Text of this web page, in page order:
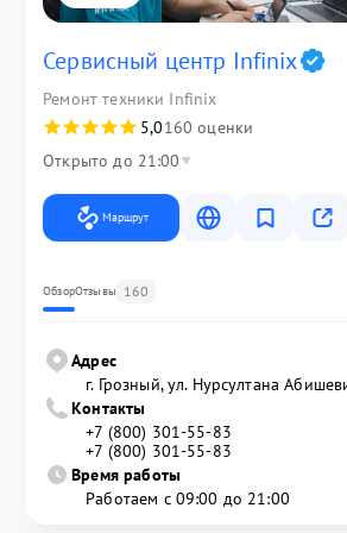
Сервисный центр Infinix
Ремонт техники Infinix
5,0160 оценки
Открыто до 21:00
Маршрут
ОбзорОтзывы 160
Адрес
г. Грозный, ул. Нурсултана
Контакты
+7 (800) 301-55-83
+7 (800) 301-55-83
Время работы
Работаем с 09:00 до 21:00